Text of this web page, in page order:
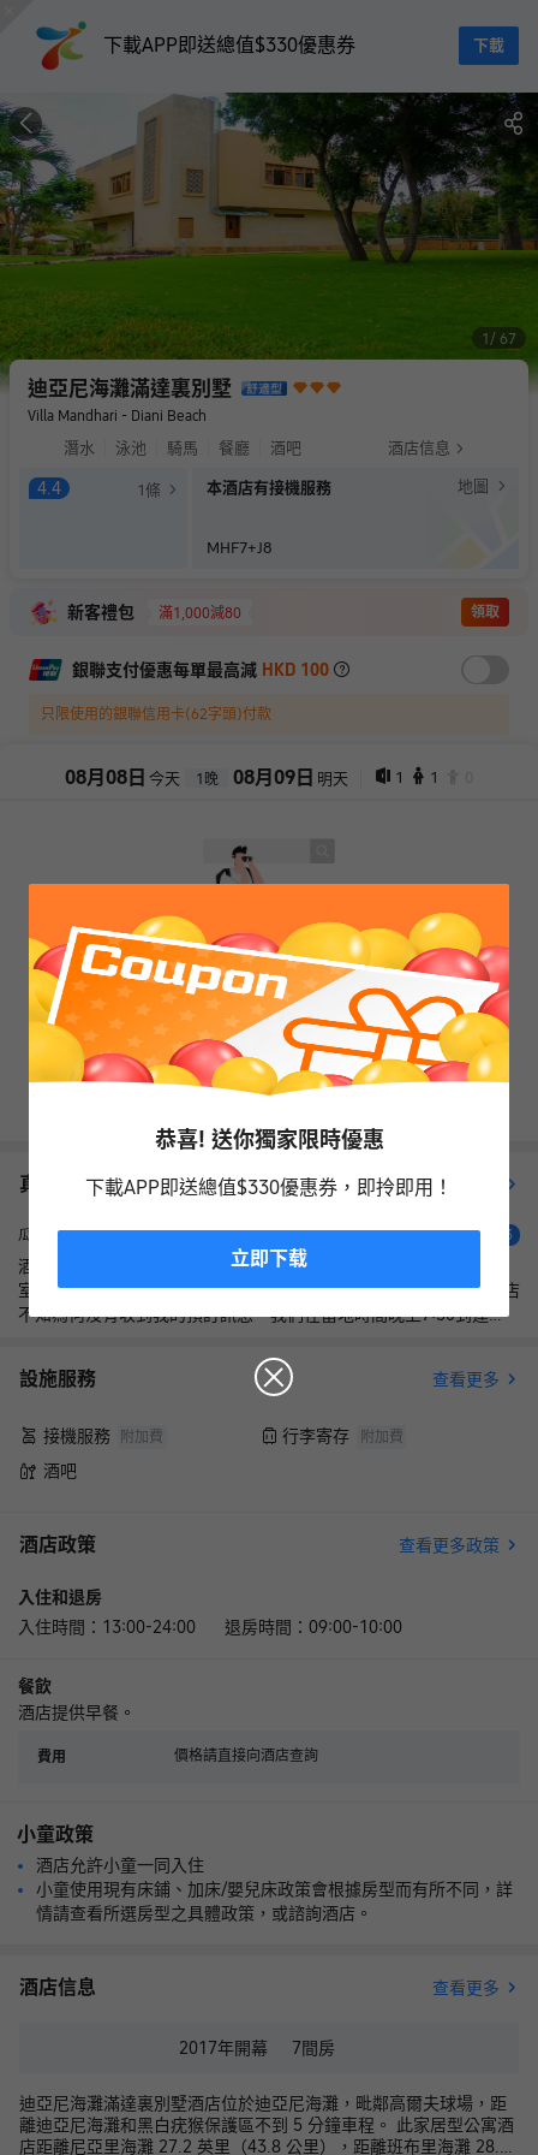
下載APP即送總值$330優惠券 下載
恭喜! 送你獨家限時優惠
下載APP即送總值$330優惠券，即拎即用！
立即下载
1 67
迪亞尼海灘滿達裏別墅
Villa Mandhari - Diani Beach
潛水 泳池 騎馬 餐廳 酒吧 酒店信息
4.4 1 條 本酒店有接機服務 地圖
MHF7+J8
新客禮包 滿1,000減80 領取
銀聯支付優惠每單最高減 HKD 100
只限使用的銀聯信用卡(62字頭)付款
08月 08 日 今天 1 晚 08月 09 日 明天 1 1
抱歉，閣下所選擇的產品已售罄
查看其它日期
真實住客評價（1） 查看更多評價
瓜娘 3
酒店離海灘有點距離，坐小三輪大約5-10分鐘。別墅很大，兩間卧
室，適合一家4口入住，但是設施比較陳舊了，衞生情況一般。 酒店
不知為何沒有收到我的預訂訊息。我們在當地時間晚上7:30到達
設施服務 查看更多
接機服務 附加費 行李寄存 附加費
酒吧
酒店政策 查看更多政策
入住和退房
入住時間：13:00-24:00 退房時間：09:00-10:00
餐飲
酒店提供早餐。
費用 價格請直接向酒店查詢
小童政策
酒店允許小童一同入住
小童使用現有床鋪、加床/嬰兒床政策會根據房型而有所不同，詳
情請查看所選房型之具體政策，或諮詢酒店。
酒店信息 查看更多
2017年開幕 7間房
迪亞尼海灘滿達裏別墅酒店位於迪亞尼海灘，毗鄰高爾夫球場，距
離迪亞尼海灘和黑白疣猴保護區不到 5 分鐘車程。 此家居型公寓酒
店距離尼亞里海灘 27.2 英里（43.8 公里），距離班布里海灘 28.6